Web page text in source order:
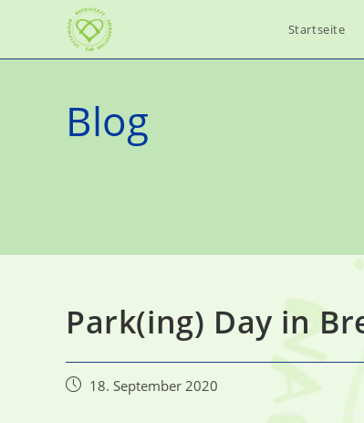
springen
Startseite
Blog
Park(ing) Day in
Beitrag18. September 2020